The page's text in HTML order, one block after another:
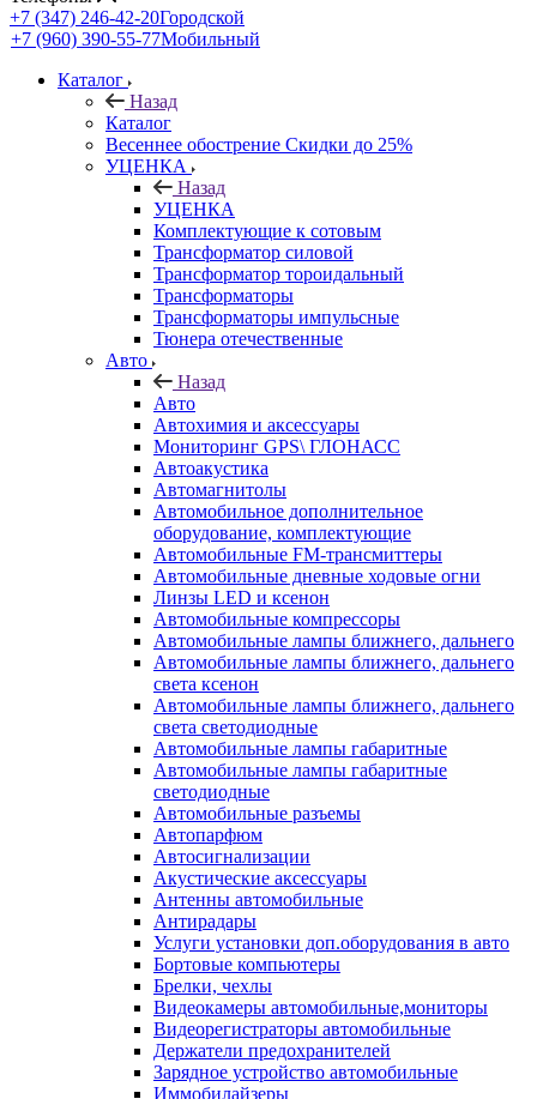
+7 (347) 246-42-20Городской
+7 (960) 390-55-77Мобильный
Каталог
Назад
Каталог
Весеннее обострение Скидки до 25%
УЦЕНКА
Назад
УЦЕНКА
Комплектующие к сотовым
Трансформатор силовой
Трансформатор тороидальный
Трансформаторы
Трансформаторы импульсные
Тюнера отечественные
Авто
Назад
Авто
Автохимия и аксессуары
Мониторинг GPS\ ГЛОНАСС
Автоакустика
Автомагнитолы
Автомобильное дополнительное
оборудование, комплектующие
Автомобильные FM-трансмиттеры
Автомобильные дневные ходовые огни
Линзы LED и ксенон
Автомобильные компрессоры
Автомобильные лампы ближнего, дальнего
Автомобильные лампы ближнего, дальнего
света ксенон
Автомобильные лампы ближнего, дальнего
света светодиодные
Автомобильные лампы габаритные
Автомобильные лампы габаритные
светодиодные
Автомобильные разъемы
Автопарфюм
Автосигнализации
Акустические аксессуары
Антенны автомобильные
Антирадары
Услуги установки доп.оборудования в авто
Бортовые компьютеры
Брелки, чехлы
Видеокамеры автомобильные,мониторы
Видеорегистраторы автомобильные
Держатели предохранителей
Зарядное устройство автомобильные
Иммобилайзеры